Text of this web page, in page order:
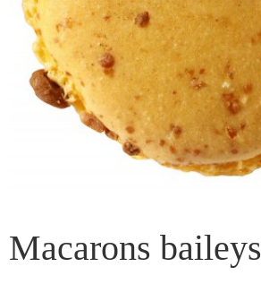
Macarons baileys